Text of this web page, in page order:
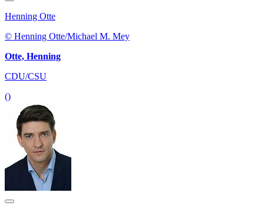
Henning Otte
© Henning Otte/Michael M. Mey
Otte, Henning
CDU/CSU
()